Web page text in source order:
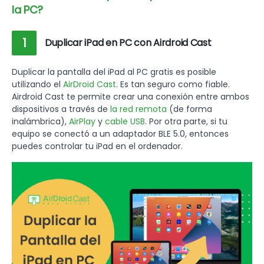
la PC?
1 Duplicar iPad en PC con Airdroid Cast
Duplicar la pantalla del iPad al PC gratis es posible
utilizando el AirDroid Cast. Es tan seguro como fiable.
Airdroid Cast te permite crear una conexión entre ambos
dispositivos a través de la red remota (de forma
inalámbrica), AirPlay y cable USB. Por otra parte, si tu
equipo se conectó a un adaptador BLE 5.0, entonces
puedes controlar tu iPad en el ordenador.